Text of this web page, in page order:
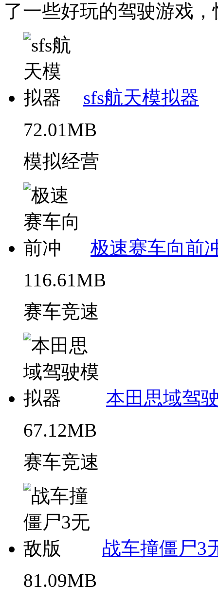
了一些好玩的驾驶游戏
sfs航天模拟器
72.01MB
模拟经营
极速赛车向前
116.61MB
赛车竞速
本田思域驾
67.12MB
赛车竞速
战车撞僵尸3
81.09MB